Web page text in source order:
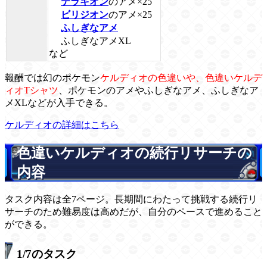
ビリジオンのアメ×25
ふしぎなアメ
ふしぎなアメXL
など
報酬では幻のポケモンケルディオの色違いや、色違いケルデ
ィオTシャツ 、ポケモンのアメやふしぎなアメ、ふしぎなア
メXLなどが入手できる。
ケルディオの詳細はこちら
色違いケルディオの続行リサーチの
内容
タスク内容は全7ページ。長期間にわたって挑戦する続行リ
サーチのため難易度は高めだが、自分のペースで進めること
ができる。
1/7のタスク